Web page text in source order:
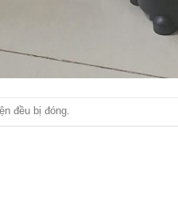
đều bị đóng.